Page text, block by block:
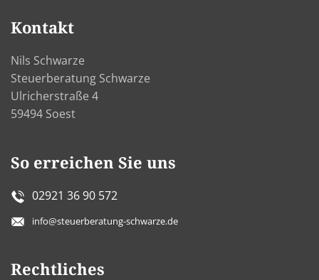
Kontakt
Nils Schwarze
Steuerberatung Schwarze
Ulricherstraße 4
59494 Soest
So erreichen Sie uns
02921 36 90 572
info@steuerberatung-schwarze.de
Rechtliches